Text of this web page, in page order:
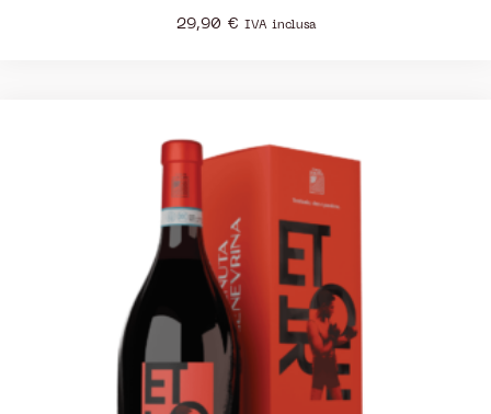
29,90 € IVA inclusa